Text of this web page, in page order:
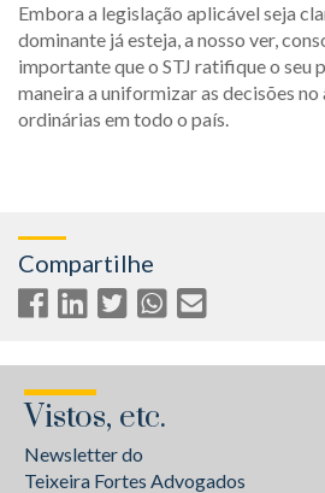
Embora a legislação aplicável seja
dominante já esteja, a nosso ver,
importante que o STJ ratifique o seu
maneira a uniformizar as decisões
ordinárias em todo o país.
Compartilhe
Vistos, etc.
Newsletter do
Teixeira Fortes Advogados